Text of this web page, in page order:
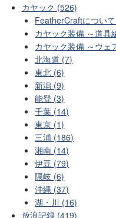
カヤック (526)
FeatherCraftについ
カヤック装備 ～道具
カヤック装備 ～ウェ
北海道 (7)
東北 (6)
新潟 (9)
能登 (3)
千葉 (14)
東京 (1)
三浦 (186)
湘南 (14)
伊豆 (79)
隠岐 (6)
沖縄 (37)
湖・川 (16)
放浪記録 (419)